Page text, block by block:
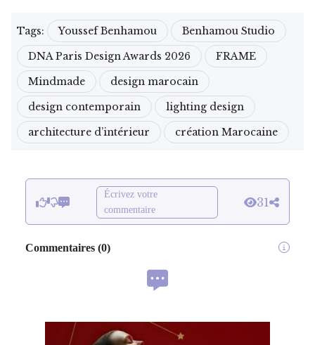
Tags: Youssef Benhamou
Benhamou Studio
DNA Paris Design Awards 2026
FRAME
Mindmade
design marocain
design contemporain
lighting design
architecture d’intérieur
création Marocaine
Écrivez votre
commentaire
31
Commentaires (0)